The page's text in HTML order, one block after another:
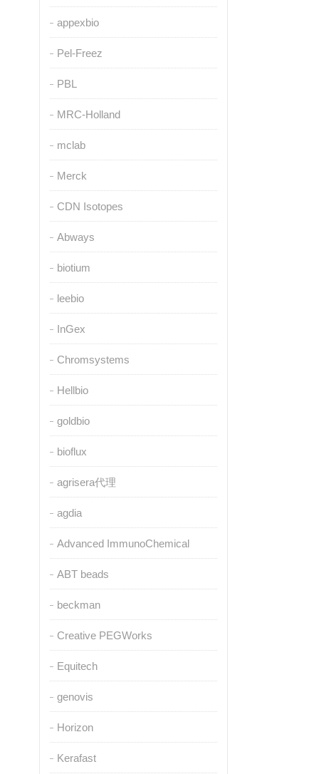
appexbio
Pel-Freez
PBL
MRC-Holland
mclab
Merck
CDN Isotopes
Abways
biotium
leebio
InGex
Chromsystems
Hellbio
goldbio
bioflux
agrisera代理
agdia
Advanced ImmunoChemical
ABT beads
beckman
Creative PEGWorks
Equitech
genovis
Horizon
Kerafast